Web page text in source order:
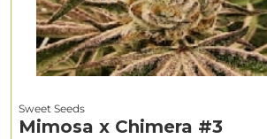
Sweet Seeds
Mimosa x Chimera #3